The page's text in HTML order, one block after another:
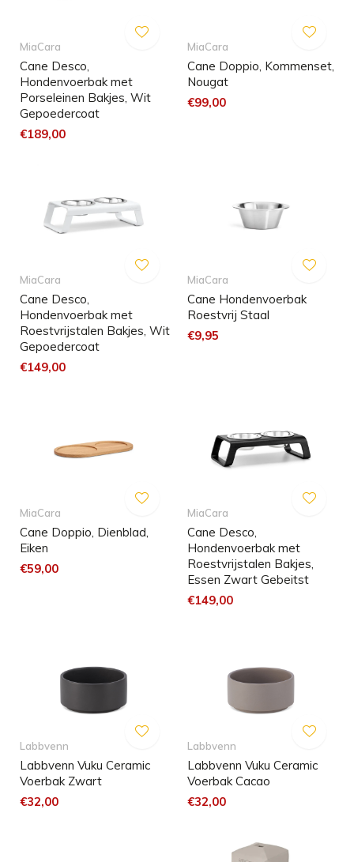
MiaCara
Cane Desco,
Hondenvoerbak met
Porseleinen Bakjes, Wit
Gepoedercoat
€189,00
MiaCara
Cane Doppio, Kommenset,
Nougat
€99,00
MiaCara
Cane Desco,
Hondenvoerbak met
Roestvrijstalen Bakjes, Wit
Gepoedercoat
€149,00
MiaCara
Cane Hondenvoerbak
Roestvrij Staal
€9,95
MiaCara
Cane Doppio, Dienblad,
Eiken
€59,00
MiaCara
Cane Desco,
Hondenvoerbak met
Roestvrijstalen Bakjes,
Essen Zwart Gebeitst
€149,00
Labbvenn
Labbvenn Vuku Ceramic
Voerbak Zwart
€32,00
Labbvenn
Labbvenn Vuku Ceramic
Voerbak Cacao
€32,00